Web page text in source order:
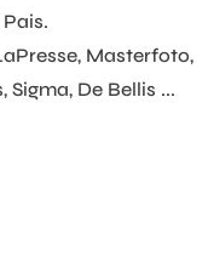
Masterfoto,
De Bellis ...